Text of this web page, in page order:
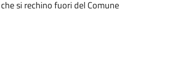
si rechino fuori del Comune